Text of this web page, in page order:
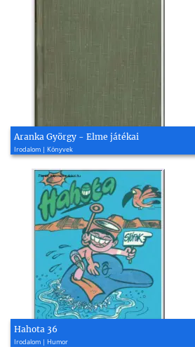
Aranka György - Elme játékai
Irodalom | Könyvek
Hahota 36
Irodalom | Humor